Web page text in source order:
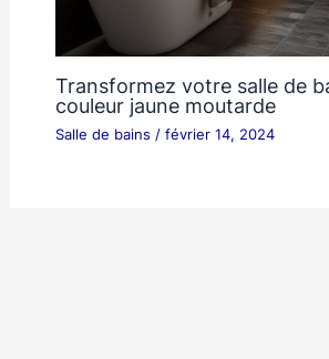
Transformez votre salle de
couleur jaune moutarde
Salle de bains / février 14, 2024